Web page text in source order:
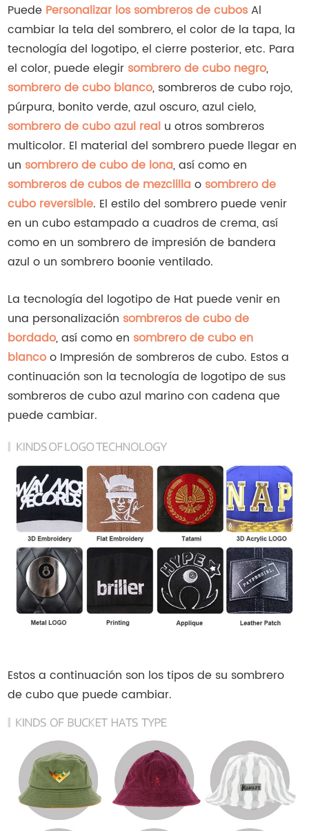
Puede Personalizar los sombreros de cubosAl
cambiar la tela del sombrero, el color de la tapa, la
tecnología del logotipo, el cierre posterior, etc. Para
el color, puede elegir sombrero de cubo negro,
sombrero de cubo blanco, sombreros de cubo rojo,
púrpura, bonito verde, azul oscuro, azul cielo,
sombrero de cubo azul real u otros sombreros
multicolor. El material del sombrero puede llegar en
un sombrero de cubo de lona, así como en
sombreros de cubos de mezclillao sombrero de
cubo reversible. El estilo del sombrero puede venir
en un cubo estampado a cuadros de crema, así
como en un sombrero de impresión de bandera
azul o un sombrero boonie ventilado.
La tecnología del logotipo de Hat puede venir en
una personalización sombreros de cubo de
bordado, así como en sombrero de cubo en
blancoo Impresión de sombreros de cubo. Estos a
continuación son la tecnología de logotipo de sus
sombreros de cubo azul marino con cadena que
puede cambiar.
Estos a continuación son los tipos de su sombrero
de cubo que puede cambiar.